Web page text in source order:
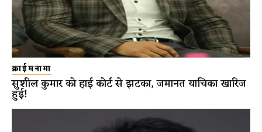
क्राईमनामा
सुशील कुमार को हाई कोर्ट से झटका, जमानत याचिका खारिज
हुई!